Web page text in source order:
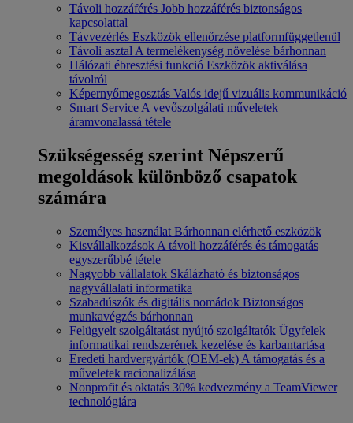
Távoli hozzáférés Jobb hozzáférés biztonságos
kapcsolattal
Távvezérlés Eszközök ellenőrzése platformfüggetlenül
Távoli asztal A termelékenység növelése bárhonnan
Hálózati ébresztési funkció Eszközök aktiválása
távolról
Képernyőmegosztás Valós idejű vizuális kommunikáció
Smart Service A vevőszolgálati műveletek
áramvonalassá tétele
Szükségesség szerint Népszerű
megoldások különböző csapatok
számára
Személyes használat Bárhonnan elérhető eszközök
Kisvállalkozások A távoli hozzáférés és támogatás
egyszerűbbé tétele
Nagyobb vállalatok Skálázható és biztonságos
nagyvállalati informatika
Szabadúszók és digitális nomádok Biztonságos
munkavégzés bárhonnan
Felügyelt szolgáltatást nyújtó szolgáltatók Ügyfelek
informatikai rendszerének kezelése és karbantartása
Eredeti hardvergyártók (OEM-ek) A támogatás és a
műveletek racionalizálása
Nonprofit és oktatás 30% kedvezmény a TeamViewer
technológiára